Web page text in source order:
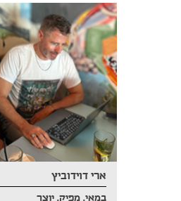
ארי דוידוביץ
במאי. מפיק. יוצר